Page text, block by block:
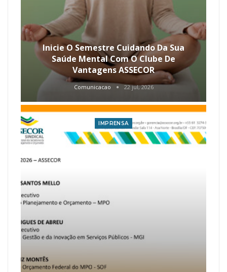
Inicie O Semestre Cuidando Da Sua
Saúde Mental Com O Clube De
Vantagens ASSECOR
Comunicacao 22 jul, 2026
IMPRENSA